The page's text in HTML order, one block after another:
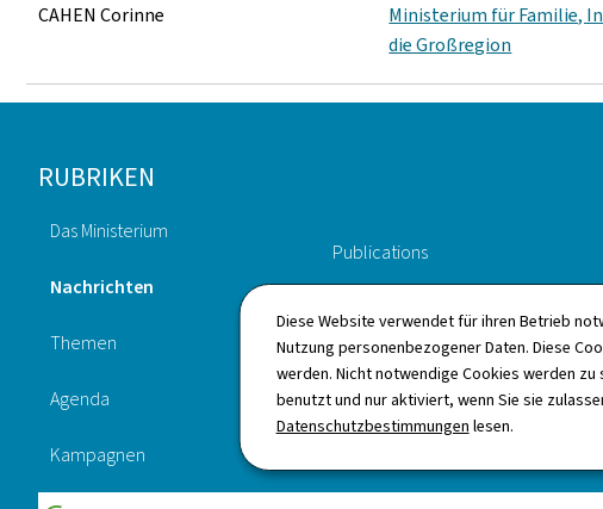
Diese Website verwendet für ihren Betrieb
Nutzung personenbezogener Daten. Diese
werden. Nicht notwendige Cookies werden
benutzt und nur aktiviert, wenn Sie sie
Datenschutzbestimmungen lesen.
CAHEN Corinne
Ministerium für Familie,
die Großregion
Footer
RUBRIKEN
Das Ministerium
Nachrichten
Themen
Agenda
Kampagnen
Publications
Beantragungen
Verzeichnis